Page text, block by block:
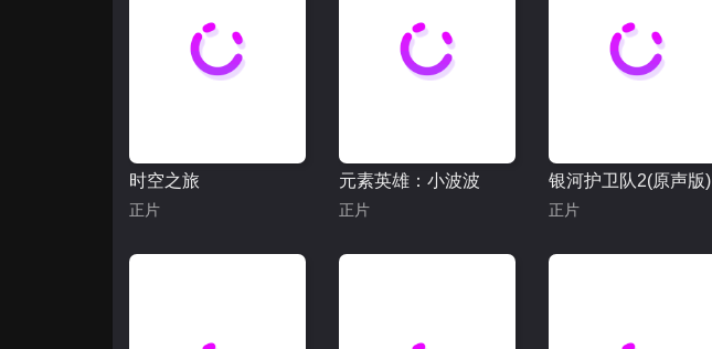
时空之旅
正片
元素英雄：小波波
正片
银河护卫队2(原声版)
正片